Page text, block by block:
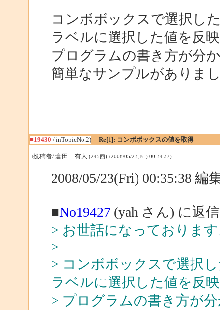
コンボボックスで選択し
ラベルに選択した値を反
プログラムの書き方が分
簡単なサンプルがありま
■19430 / inTopicNo.2) Re[1]: コンボボックスの値を取得
□投稿者/ 倉田 有大 (245回)-(2008/05/23(Fri) 00:34:37)
2008/05/23(Fri) 00:35:38 編
■No19427(yah さん) に返信
> お世話になっておりま
>
> コンボボックスで選択
ラベルに選択した値を反
> プログラムの書き方が